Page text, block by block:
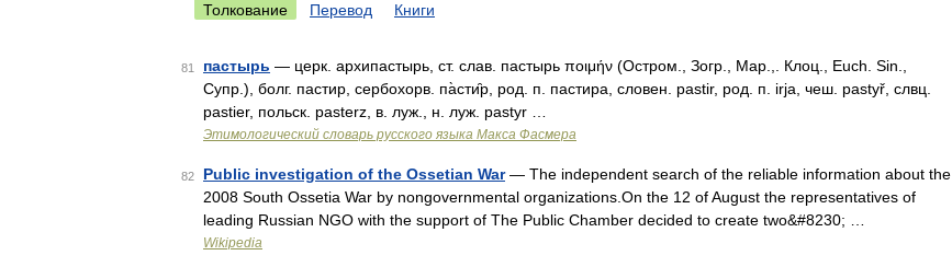
Толкование Перевод Книги
81 пастырь — церк. архипастырь, ст. слав. пастырь ποιμήν (Остром., Зогр., Мар.,. Клоц., Еuсh. Sin.,
Супр.), болг. пастир, сербохорв. па̀сти̑р, род. п. пастира, словен. pastir, род. п. irja, чеш. pastyř, слвц.
pastier, польск. pasterz, в. луж., н. луж. раstуr …
Этимологический словарь русского языка Макса Фасмера
82 Public investigation of the Ossetian War— The independent search of the reliable information about the
2008 South Ossetia War by nongovernmental organizations.On the 12 of August the representatives of
leading Russian NGO with the support of The Public Chamber decided to create two&#8230; …
Wikipedia